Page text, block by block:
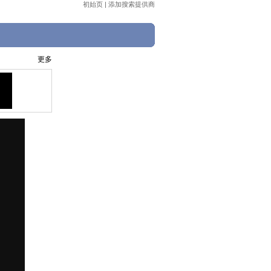
初始页 | 添加搜索提供商
更多